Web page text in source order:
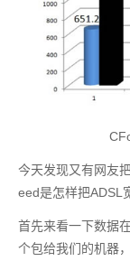
今天发现又有网友
eed是怎样把ADSL
首先来看一下数据
个包给我们的机器